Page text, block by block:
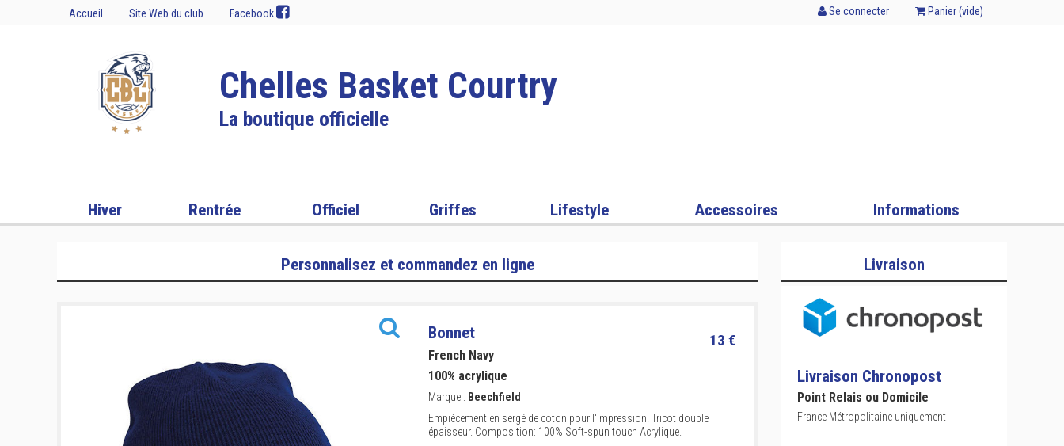
Accueil Site Web du club Facebook Se connecter Panier (vide)
Chelles Basket Courtry
La boutique officielle
Hiver Rentrée Officiel Griffes Lifestyle Accessoires Informations
Personnalisez et commandez en ligne
Bonnet 13 €
French Navy
100% acrylique
Marque : Beechfield
Empiècement en sergé de coton pour l'impression. Tricot double
épaisseur. Composition: 100% Soft-spun touch Acrylique.
Livraison
Livraison Chronopost
Point Relais ou Domicile
France Métropolitaine uniquement